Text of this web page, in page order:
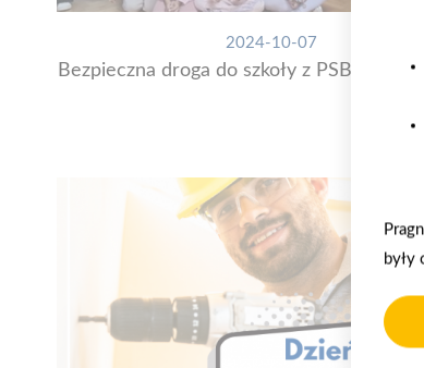
2024-10-07
Bezpieczna droga do szkoły z PSB
były